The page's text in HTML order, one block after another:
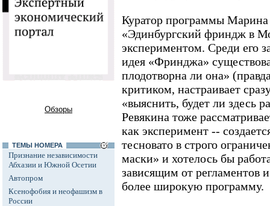
Обзоры
ТЕМЫ НОМЕРА
Признание независимости
Абхазии и Южной Осетии
Автопром
Ксенофобия и неофашизм в
России
Куратор программы Марина
«Эдинбургский фриндж в
экспериментом. Среди его
идея «Фринджа»
плодотворна ли она»
критиком, настраивает
«выяснить, будет ли здесь
Ревякина тоже
как эксперимент --
тесновато в строго
маски» и хотелось бы
зависящим от регламентов
более широкую программу.